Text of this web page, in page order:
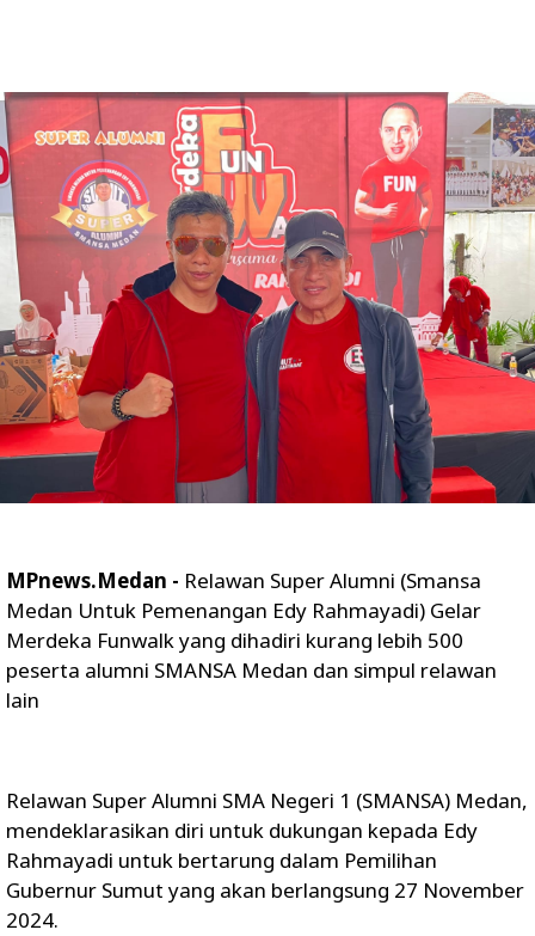
MPnews.Medan - Relawan Super Alumni (Smansa
Medan Untuk Pemenangan Edy Rahmayadi) Gelar
Merdeka Funwalk yang dihadiri kurang lebih 500
peserta alumni SMANSA Medan dan simpul relawan
lain
Relawan Super Alumni SMA Negeri 1 (SMANSA) Medan,
mendeklarasikan diri untuk dukungan kepada Edy
Rahmayadi untuk bertarung dalam Pemilihan
Gubernur Sumut yang akan berlangsung 27 November
2024.